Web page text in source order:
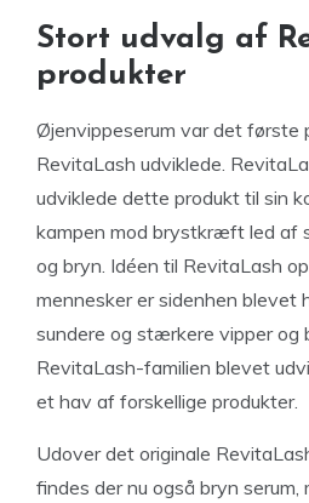
Stort udvalg af
produkter
Øjenvippeserum var det første
RevitaLash udviklede.
udviklede dette produkt til sin
kampen mod brystkræft led af
og bryn. Idéen til RevitaLash
mennesker er sidenhen blevet
sundere og stærkere vipper og
RevitaLash-familien blevet
et hav af forskellige produkter.
Udover det originale
findes der nu også bryn serum,